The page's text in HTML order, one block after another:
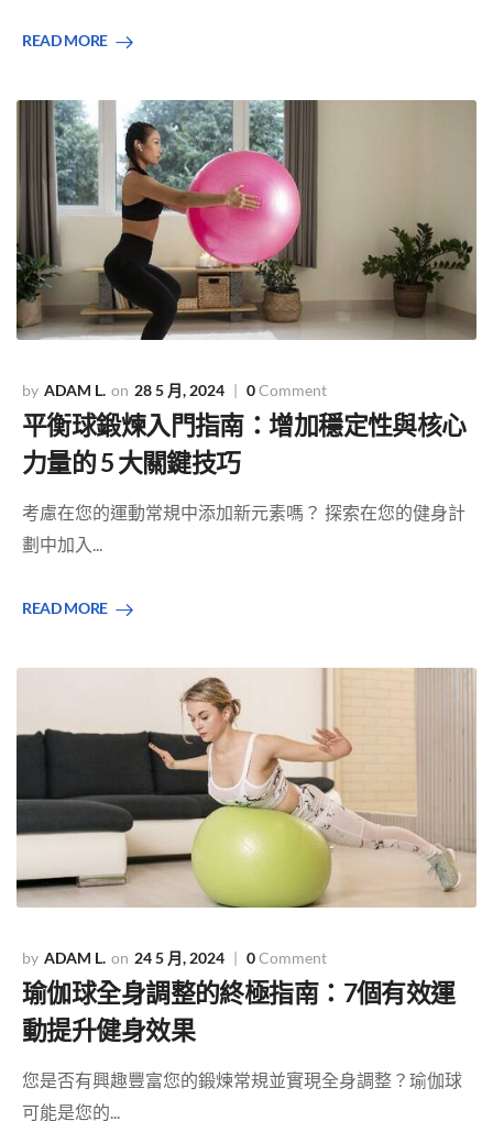
READ MORE
ADAM L. 28 5 月, 2024 0Comment
平衡球鍛煉入門指南：增加穩定性與核心
力量的 5 大關鍵技巧
考慮在您的運動常規中添加新元素嗎？ 探索在您的健身計
劃中加入...
READ MORE
ADAM L. 24 5 月, 2024 0Comment
瑜伽球全身調整的終極指南：7個有效運
動提升健身效果
您是否有興趣豐富您的鍛煉常規並實現全身調整？瑜伽球
可能是您的...